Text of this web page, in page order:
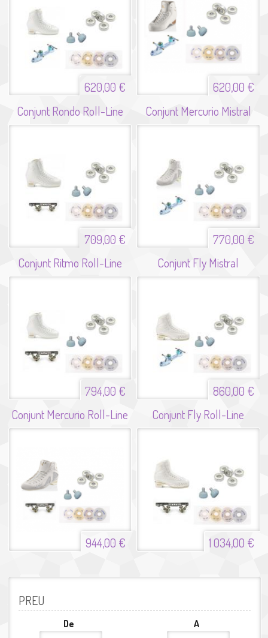
620,00 €
620,00 €
Conjunt Rondo Roll-Line
709,00 €
Conjunt Mercurio Mistral
770,00 €
Conjunt Ritmo Roll-Line
794,00 €
Conjunt Fly Mistral
860,00 €
Conjunt Mercurio Roll-Line
944,00 €
Conjunt Fly Roll-Line
1 034,00 €
PREU
De A